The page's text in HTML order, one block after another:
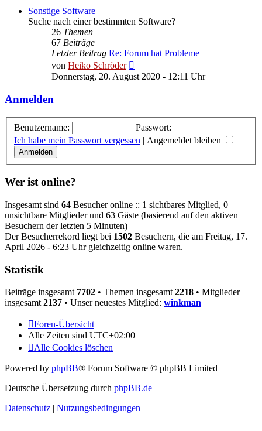
Sonstige Software
Suche nach einer bestimmten Software?
26 Themen
67 Beiträge
Letzter Beitrag Re: Forum hat Probleme
von Heiko Schröder
Beitrag
Donnerstag, 20. August 2020 - 12:11 Uhr
Anmelden
Benutzername:
Passwort:
Ich habe mein Passwort vergessen | Angemeldet bleiben
Wer ist online?
Insgesamt sind 64 Besucher online :: 1 sichtbares Mitglied, 0
unsichtbare Mitglieder und 63 Gäste (basierend auf den aktiven
Besuchern der letzten 5 Minuten)
Der Besucherrekord liegt bei 1502 Besuchern, die am Freitag, 17.
April 2026 - 6:23 Uhr gleichzeitig online waren.
Statistik
Beiträge insgesamt 7702 • Themen insgesamt 2218 • Mitglieder
insgesamt 2137 • Unser neuestes Mitglied: winkman
Foren-Übersicht
Alle Zeiten sind UTC+02:00
Alle Cookies löschen
Powered by phpBB® Forum Software © phpBB Limited
Deutsche Übersetzung durch phpBB.de
Datenschutz | Nutzungsbedingungen